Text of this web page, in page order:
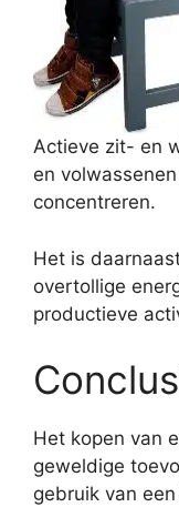
Actieve zit- en
en
concentreren.
Het is
overtollige
productieve
Het kopen van
geweldige
gebruik van